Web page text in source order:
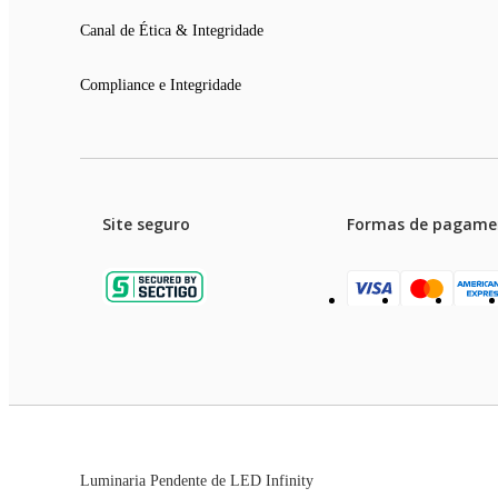
Luminaria Pendente de LED Infinity
Canal de Ética & Integridade
Compliance e Integridade
Site seguro Formas de
Preços e condições de